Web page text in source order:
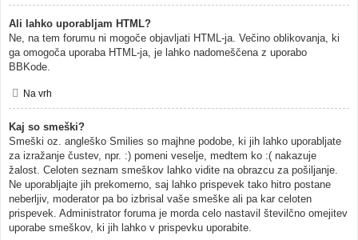
Ali lahko uporabljam HTML?
Ne, na tem forumu ni mogoče objavljati HTML-ja. Večino oblikovanja, ki
ga omogoča uporaba HTML-ja, je lahko nadomeščena z uporabo
BBKode.
Na vrh
Kaj so smeški?
Smeški oz. angleško Smilies so majhne podobe, ki jih lahko uporabljate
za izražanje čustev, npr. :) pomeni veselje, medtem ko :( nakazuje
žalost. Celoten seznam smeškov lahko vidite na obrazcu za pošiljanje.
Ne uporabljajte jih prekomerno, saj lahko prispevek tako hitro postane
neberljiv, moderator pa bo izbrisal vaše smeške ali pa kar celoten
prispevek. Administrator foruma je morda celo nastavil številčno omejitev
uporabe smeškov, ki jih lahko v prispevku uporabite.